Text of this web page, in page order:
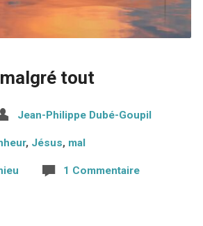
tout
Jean-Philippe Dubé-Goupil
, Jésus, mal
1 Commentaire